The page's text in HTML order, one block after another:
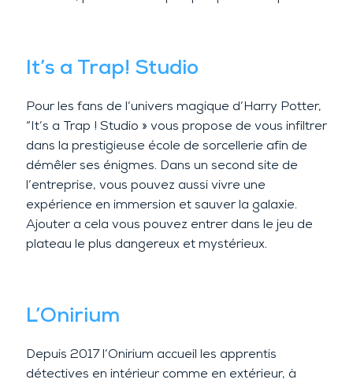
It’s a Trap! Studio
Pour les fans de l’univers magique d’Harry Potter,
“It’s a Trap ! Studio » vous propose de vous infiltrer
dans la prestigieuse école de sorcellerie afin de
démêler ses énigmes. Dans un second site de
l’entreprise, vous pouvez aussi vivre une
expérience en immersion et sauver la galaxie.
Ajouter a cela vous pouvez entrer dans le jeu de
plateau le plus dangereux et mystérieux.
L’Onirium
Depuis 2017 l’Onirium accueil les apprentis
détectives en intérieur comme en extérieur, à